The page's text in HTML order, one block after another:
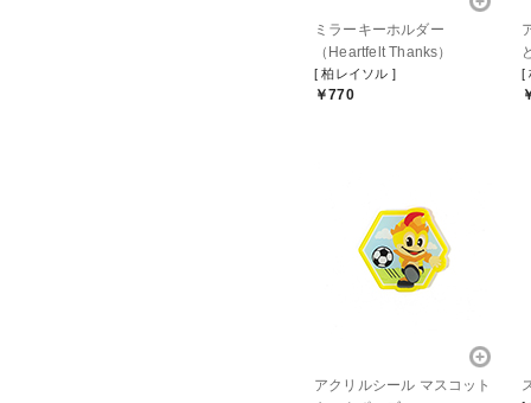
ミラーキーホルダー
（Heartfelt Thanks）
[ 柏レイソル ]
￥770
[
アクリルシール マスコット